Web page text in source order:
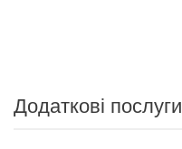
Додаткові послуги